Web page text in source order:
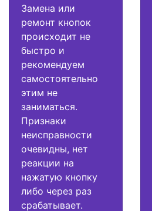
Замена или
ремонт кнопок
происходит не
быстро и
рекомендуем
самостоятельно
этим не
заниматься.
Признаки
неисправности
очевидны, нет
реакции на
нажатую кнопку
либо через раз
срабатывает.